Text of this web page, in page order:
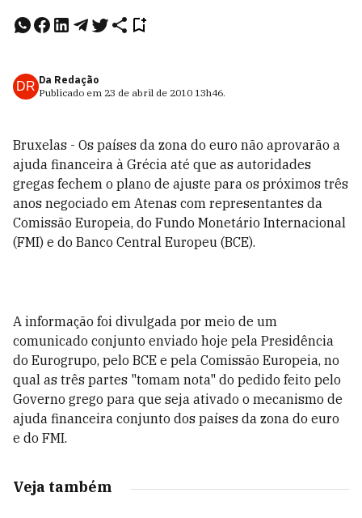
DR Da Redação
Publicado em 23 de abril de 2010 13h46.
Bruxelas - Os países da zona do euro não aprovarão a
ajuda financeira à Grécia até que as autoridades
gregas fechem o plano de ajuste para os próximos três
anos negociado em Atenas com representantes da
Comissão Europeia, do Fundo Monetário Internacional
(FMI) e do Banco Central Europeu (BCE).
A informação foi divulgada por meio de um
comunicado conjunto enviado hoje pela Presidência
do Eurogrupo, pelo BCE e pela Comissão Europeia, no
qual as três partes "tomam nota" do pedido feito pelo
Governo grego para que seja ativado o mecanismo de
ajuda financeira conjunto dos países da zona do euro
e do FMI.
Veja também